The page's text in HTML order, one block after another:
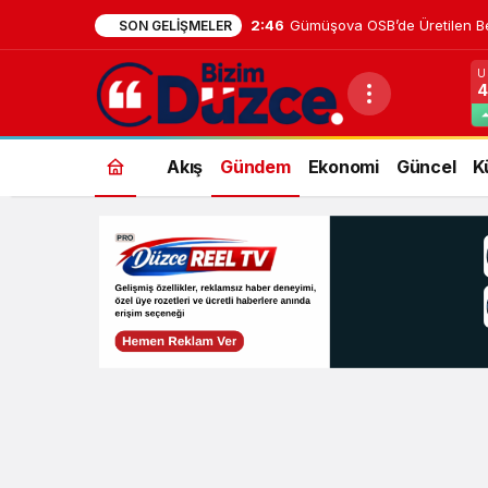
SON GELIŞMELER 2:46 Gümüşova OSB’de Üretilen
Akış Gündem Ekonomi Güncel